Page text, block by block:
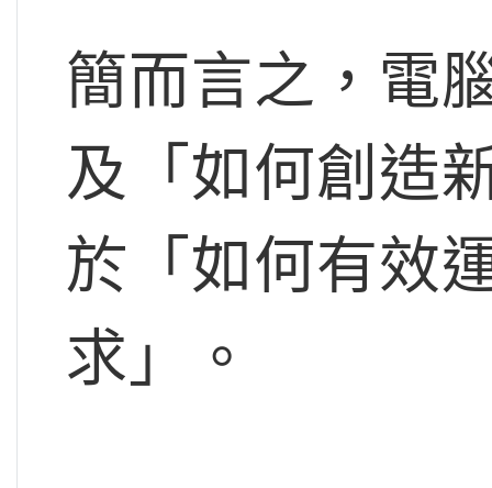
簡而言之，電
及「如何創造
於「如何有效
求」。